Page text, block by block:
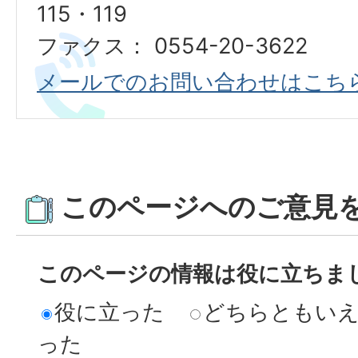
115・119
ファクス： 0554-20-3622
メールでのお問い合わせはこち
このページへのご意見
このページの情報は役に立ちま
役に立った
どちらともい
った